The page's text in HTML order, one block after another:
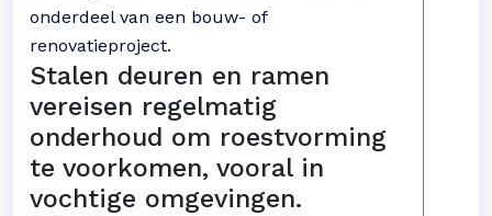
onderdeel van een bouw- of
renovatieproject.
Stalen deuren en ramen
vereisen regelmatig
onderhoud om roestvorming
te voorkomen, vooral in
vochtige omgevingen.